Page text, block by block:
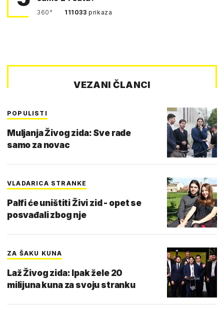
360° 111033prikaza
VEZANI ČLANCI
POPULISTI
Muljanja Živog zida: Sve rade
samo za novac
VLADARICA STRANKE
Palfi će uništiti Živi zid - opet se
posvađali zbog nje
ZA ŠAKU KUNA
Laž Živog zida: Ipak žele 20
milijuna kuna za svoju stranku